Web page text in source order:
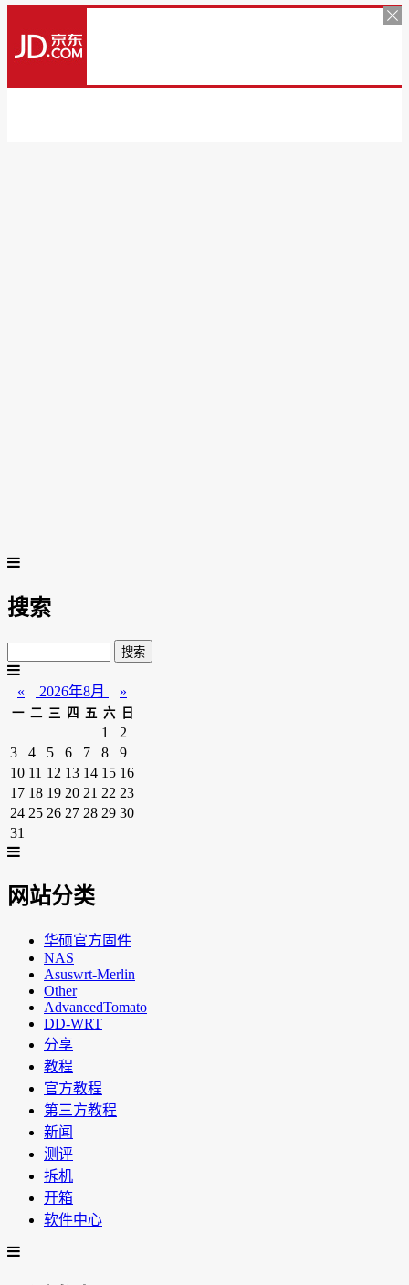
搜索
« 2026年8月 »
一 二 三 四 五 六 日
1
2
3
4 5 6 7 8
9
10 11 12 13 14 15 16
17 18 19 20 21 22 23
24 25 26 27 28 29 30
31
网站分类
华硕官方固件
NAS
Asuswrt-Merlin
Other
AdvancedTomato
DD-WRT
分享
教程
官方教程
第三方教程
新闻
测评
拆机
开箱
软件中心